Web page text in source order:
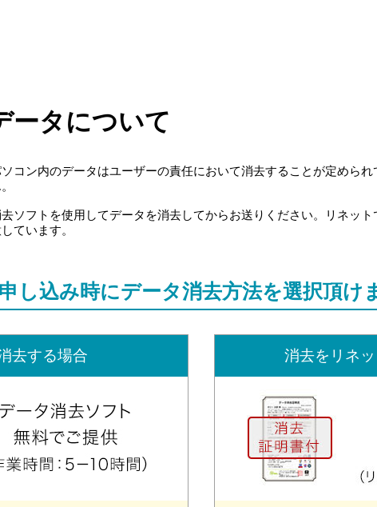
ータについて
コン内のデータはユーザーの責任において消去することが定めら
ソフトを使用してデータを消去してからお送りください。リネッ
ています。
し込み時にデータ消去方法を選択頂け
去する場合 消去をリネ